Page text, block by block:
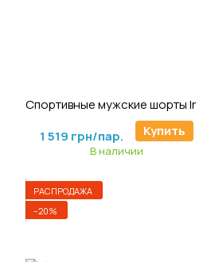
1 519 грн/пар. Купить
В наличии
РАСПРОДАЖА
−20%